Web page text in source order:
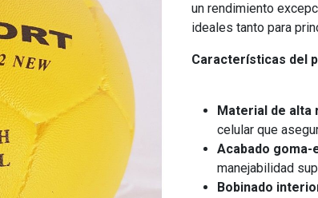
un rendimiento
ideales tanto para
Características del
Material de alta
celular que
Acabado goma-
manejabilidad
Bobinado